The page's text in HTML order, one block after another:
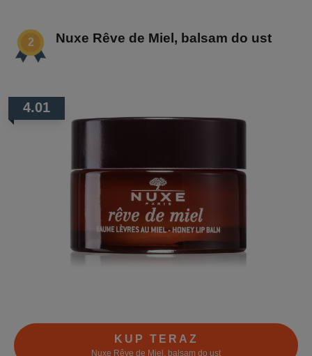
Nuxe Rêve de Miel, balsam do ust
4.01
KUP TERAZ
Nuxe Rêve de Miel, balsam do ust